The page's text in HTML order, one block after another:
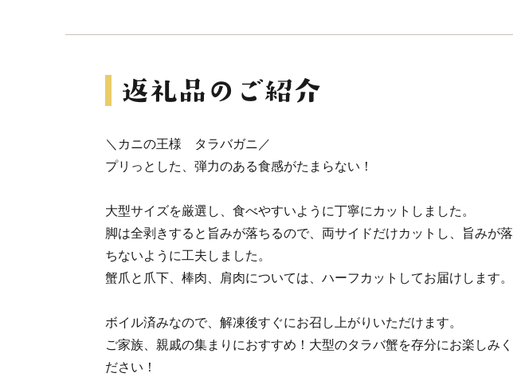
＼カニの王様 タラバガニ／
プリっとした、弾力のある食感がたまらない！
大型サイズを厳選し、食べやすいように丁寧にカットしました。
脚は全剥きすると旨みが落ちるので、両サイドだけカットし、旨みが落
ちないように工夫しました。
蟹爪と爪下、棒肉、肩肉については、ハーフカットしてお届けします。
ボイル済みなので、解凍後すぐにお召し上がりいただけます。
ご家族、親戚の集まりにおすすめ！大型のタラバ蟹を存分にお楽しみく
ださい！